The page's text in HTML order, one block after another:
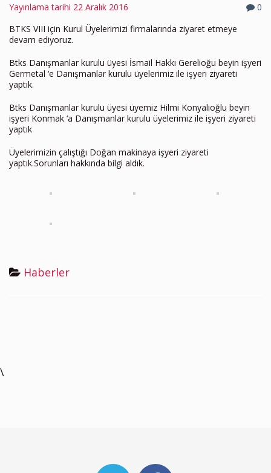
Yayınlama tarihi 22 Aralık 2016
0
BTKS VIII için Kurul Üyelerimizi firmalarında ziyaret etmeye
devam ediyoruz.
Btks Danışmanlar kurulu üyesi İsmail Hakkı Gerelioğu beyin işyeri
Germetal ‘e Danışmanlar kurulu üyelerimiz ile işyeri ziyareti
yaptık.
Btks Danışmanlar kurulu üyesi üyemiz Hilmi Konyalıoğlu beyin
işyeri Konmak ‘a Danışmanlar kurulu üyelerimiz ile işyeri ziyareti
yaptık
Üyelerimizin çalıştığı Doğan makinaya işyeri ziyareti
yaptık.Sorunları hakkında bilgi aldık.
Haberler
\